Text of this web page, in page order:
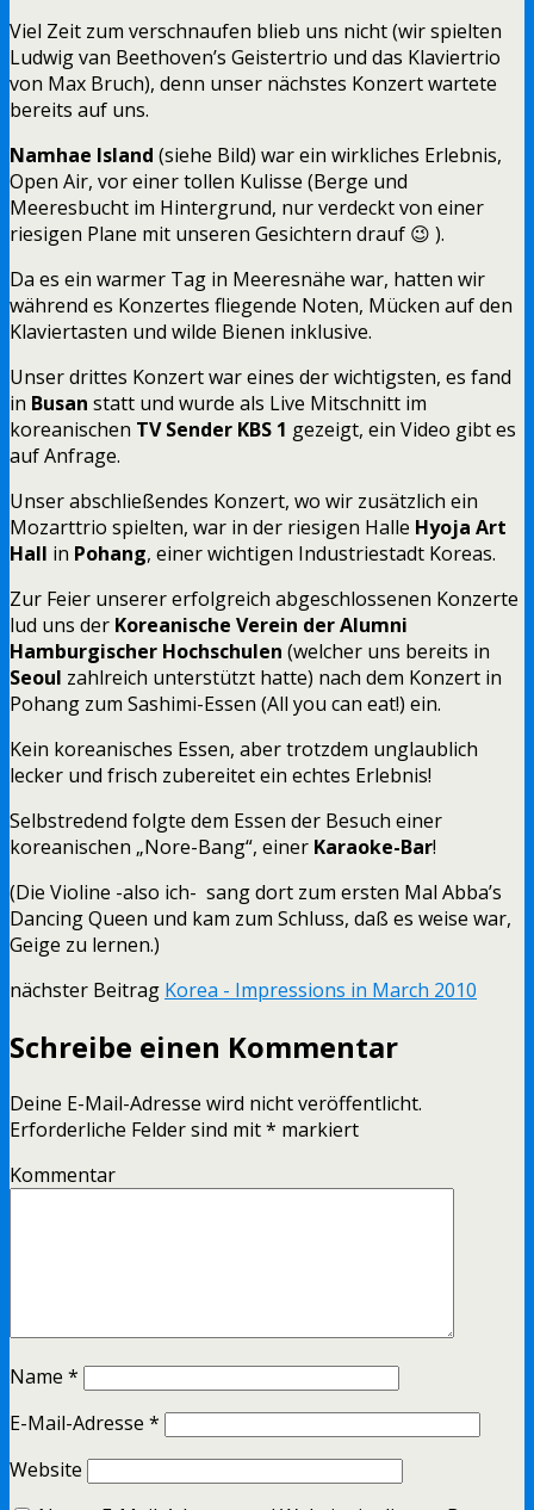
Viel Zeit zum verschnaufen blieb uns nicht (wir spielten
Ludwig van Beethoven’s Geistertrio und das Klaviertrio
von Max Bruch), denn unser nächstes Konzert wartete
bereits auf uns.
Namhae Island (siehe Bild) war ein wirkliches Erlebnis,
Open Air, vor einer tollen Kulisse (Berge und
Meeresbucht im Hintergrund, nur verdeckt von einer
riesigen Plane mit unseren Gesichtern drauf 😉 ).
Da es ein warmer Tag in Meeresnähe war, hatten wir
während es Konzertes fliegende Noten, Mücken auf den
Klaviertasten und wilde Bienen inklusive.
Unser drittes Konzert war eines der wichtigsten, es fand
in Busan statt und wurde als Live Mitschnitt im
koreanischen TV Sender KBS 1 gezeigt, ein Video gibt es
auf Anfrage.
Unser abschließendes Konzert, wo wir zusätzlich ein
Mozarttrio spielten, war in der riesigen Halle Hyoja Art
Hall in Pohang, einer wichtigen Industriestadt Koreas.
Zur Feier unserer erfolgreich abgeschlossenen Konzerte
lud uns der Koreanische Verein der Alumni
Hamburgischer Hochschulen (welcher uns bereits in
Seoul zahlreich unterstützt hatte) nach dem Konzert in
Pohang zum Sashimi-Essen (All you can eat!) ein.
Kein koreanisches Essen, aber trotzdem unglaublich
lecker und frisch zubereitet ein echtes Erlebnis!
Selbstredend folgte dem Essen der Besuch einer
koreanischen „Nore-Bang“, einer Karaoke-Bar!
(Die Violine -also ich- sang dort zum ersten Mal Abba’s
Dancing Queen und kam zum Schluss, daß es weise war,
Geige zu lernen.)
nächster Beitrag Korea - Impressions in March 2010
Schreibe einen Kommentar
Deine E-Mail-Adresse wird nicht veröffentlicht.
Erforderliche Felder sind mit* markiert
Kommentar
Name *
E-Mail-Adresse *
Website